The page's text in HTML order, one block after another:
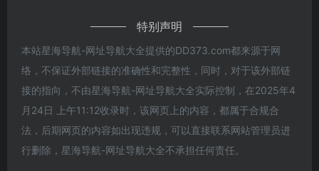
特别声明
本站星海导航-网址导航大全提供的DD373.com都来源于网
络，不保证外部链接的准确性和完整性，同时，对于该外部链
接的指向，不由星海导航-网址导航大全实际控制，在2025年4
月24日 上午11:12收录时，该网页上的内容，都属于合规合
法，后期网页的内容如出现违规，可以直接联系网站管理员进
行删除，星海导航-网址导航大全不承担任何责任。